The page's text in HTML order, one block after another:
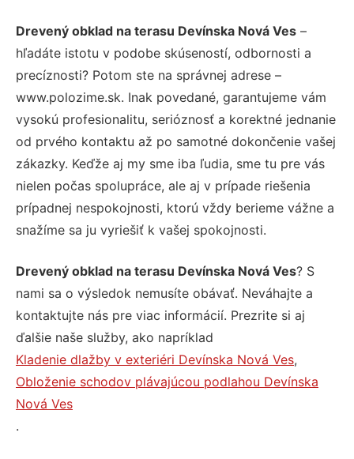
Drevený obklad na terasu Devínska Nová Ves –
hľadáte istotu v podobe skúseností, odbornosti a
precíznosti? Potom ste na správnej adrese –
www.polozime.sk. Inak povedané, garantujeme vám
vysokú profesionalitu, serióznosť a korektné jednanie
od prvého kontaktu až po samotné dokončenie vašej
zákazky. Keďže aj my sme iba ľudia, sme tu pre vás
nielen počas spolupráce, ale aj v prípade riešenia
prípadnej nespokojnosti, ktorú vždy berieme vážne a
snažíme sa ju vyriešiť k vašej spokojnosti.
Drevený obklad na terasu Devínska Nová Ves? S
nami sa o výsledok nemusíte obávať. Neváhajte a
kontaktujte nás pre viac informácií. Prezrite si aj
ďalšie naše služby, ako napríklad
Kladenie dlažby v exteriéri Devínska Nová Ves,
Obloženie schodov plávajúcou podlahou Devínska
Nová Ves
.